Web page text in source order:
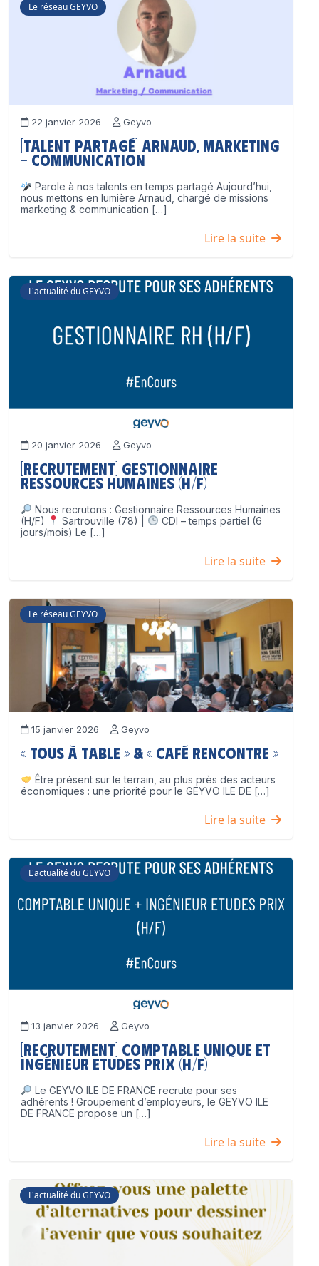
Le réseau GEYVO
22 janvier 2026 Geyvo
[Talent partagé] Arnaud, Marketing
– Communication
Parole à nos talents en temps partagé Aujourd’hui,
nous mettons en lumière Arnaud, chargé de missions
marketing & communication […]
Lire la suite
L'actualité du GEYVO
20 janvier 2026 Geyvo
[Recrutement] Gestionnaire
Ressources Humaines (H/F)
Nous recrutons : Gestionnaire Ressources Humaines
(H/F)
Sartrouville (78) |
CDI – temps partiel (6
jours/mois) Le […]
Lire la suite
Le réseau GEYVO
15 janvier 2026 Geyvo
« Tous à table » & « Café Rencontre »
Être présent sur le terrain, au plus près des acteurs
économiques : une priorité pour le GEYVO ILE DE […]
Lire la suite
L'actualité du GEYVO
13 janvier 2026 Geyvo
[Recrutement] Comptable unique et
Ingénieur Etudes Prix (H/F)
Le GEYVO ILE DE FRANCE recrute pour ses
adhérents ! Groupement d’employeurs, le GEYVO ILE
DE FRANCE propose un […]
Lire la suite
L'actualité du GEYVO